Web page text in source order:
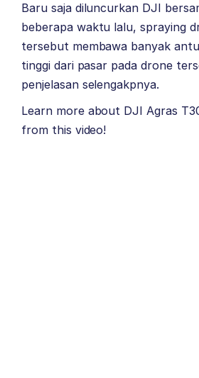
Baru saja diluncurkan DJI
beberapa waktu lalu, spraying
tersebut membawa banyak
tinggi dari pasar pada drone
penjelasan selengakpnya.
Learn more about DJI Agras
from this video!